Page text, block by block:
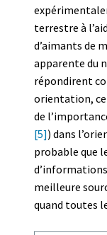
terrestre à
d’aimants de
apparente du
répondirent
orientation,
de
[5]) dans
probable que
meilleure
quand toutes